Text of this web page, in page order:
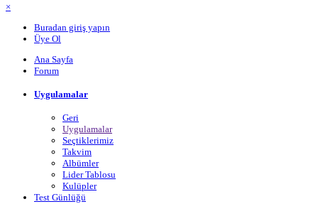
×
Buradan giriş yapın
Üye Ol
Ana Sayfa
Forum
Uygulamalar
Geri
Uygulamalar
Seçtiklerimiz
Takvim
Albümler
Lider Tablosu
Kulüpler
Test Günlüğü